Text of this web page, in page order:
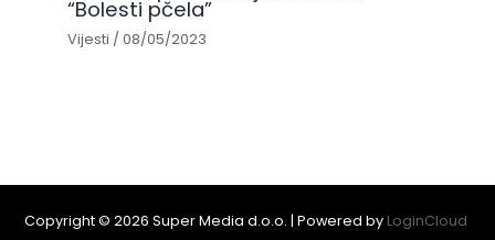
“Bolesti pčela”
Vijesti /08/05/2023
Copyright © 2026 Super Media d.o.o. | Powered by LoginCloud